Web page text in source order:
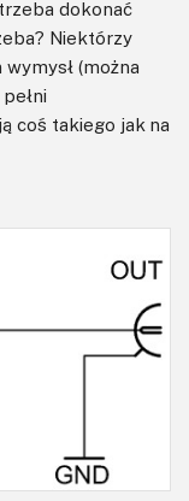
dokonać
Niektórzy
(można
coś takiego jak na